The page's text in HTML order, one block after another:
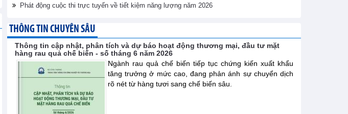
Phát động cuộc thi trực tuyến về tiết kiệm năng lượng năm 2026
THÔNG TIN CHUYÊN SÂU
Thông tin cập nhật, phân tích và dự báo hoạt động thương mại, đầu tư mặt
hàng rau quả chế biến - số tháng 6 năm 2026
Ngành rau quả chế biến tiếp tục chứng kiến xuất khẩu
tăng trưởng ở mức cao, đang phản ánh sự chuyển dịch
rõ nét từ hàng tươi sang chế biến sâu.